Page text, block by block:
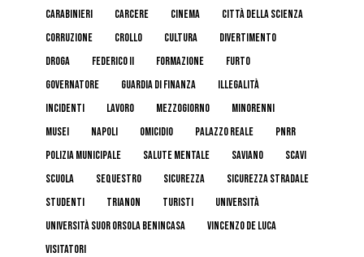
carabinieri
carcere cinema
Città della Scienza
corruzione
crollo cultura
divertimento
droga
federico II formazione
furto
governatore
guardia di finanza
illegalità
incidenti
lavoro mezzogiorno
minorenni
musei
napoli omicidio palazzo reale
pnrr
polizia municipale
salute mentale Saviano
scavi
scuola
sequestro sicurezza
sicurezza stradale
studenti
trianon turisti
università
Università Suor Orsola Benincasa
Vincenzo De Luca
visitatori